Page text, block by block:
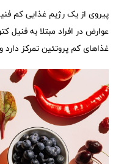
پیروی از یک رژیم غذایی کم
عوارض در افراد مبتلا به فنیل
غذاهای کم پروتئین تمرکز